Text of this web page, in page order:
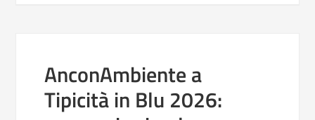
AnconAmbiente a
Tipicità in Blu 2026: